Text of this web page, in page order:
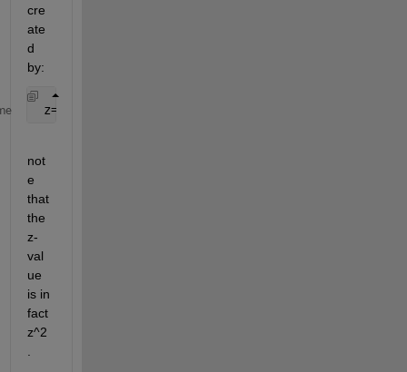
cre
ate
d
by:
z=bsxfun(@plus,x.^2,y.^2)
not
e
that
the
z-
val
ue
is in
fact
z^2